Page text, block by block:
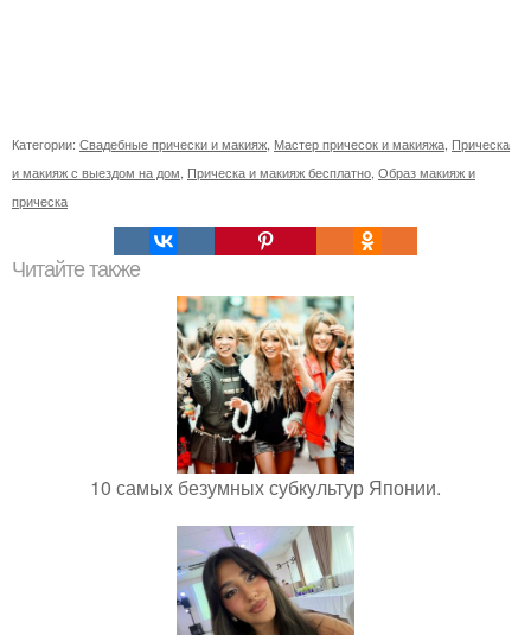
Категории: Свадебные прически и макияж, Мастер причесок и макияжа, Прическа
и макияж с выездом на дом, Прическа и макияж бесплатно, Образ макияж и
прическа
Читайте также
10 самых безумных субкультур Японии.